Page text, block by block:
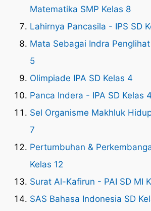
Matematika SMP Kelas 8
Lahirnya Pancasila - IPS SD
Mata Sebagai Indra Penglihat
5
Olimpiade IPA SD Kelas 4
Panca Indera - IPA SD Kelas 4
Sel Organisme Makhluk
7
Pertumbuhan &
Kelas 12
Surat Al-Kafirun - PAI SD MI
SAS Bahasa Indonesia SD